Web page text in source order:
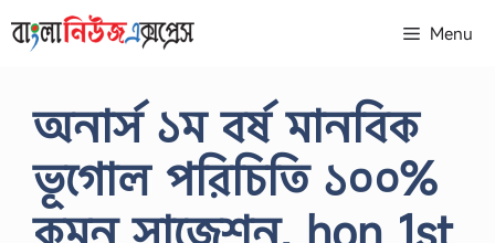
to
Menu
অনার্স ১ম বর্ষ মানবিক
ভূগোল পরিচিতি ১০০%